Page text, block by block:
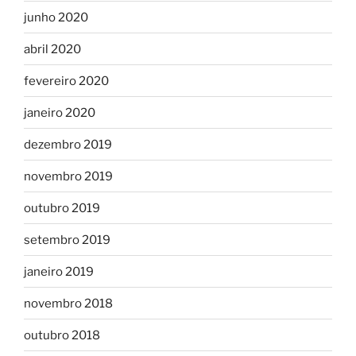
junho 2020
abril 2020
fevereiro 2020
janeiro 2020
dezembro 2019
novembro 2019
outubro 2019
setembro 2019
janeiro 2019
novembro 2018
outubro 2018